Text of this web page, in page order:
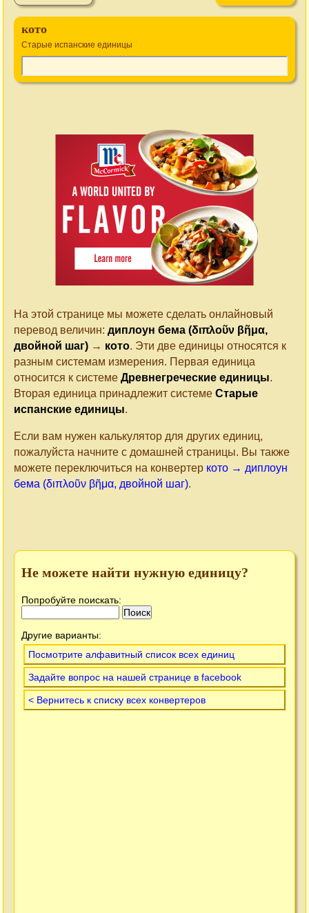
кото
Старые испанские единицы
На этой странице мы можете сделать онлайновый
перевод величин: диплоун бема (διπλοῦν βῆμα,
двойной шаг) → кото. Эти две единицы относятся к
разным системам измерения. Первая единица
относится к системе Древнегреческие единицы.
Вторая единица принадлежит системе Старые
испанские единицы.
Если вам нужен калькулятор для других единиц,
пожалуйста начните с домашней страницы. Вы также
можете переключиться на конвертер кото → диплоун
бема (διπλοῦν βῆμα, двойной шаг).
Не можете найти нужную единицу?
Попробуйте поискать:
Другие варианты:
Посмотрите алфавитный список всех единиц
Задайте вопрос на нашей странице в facebook
< Вернитесь к списку всех конвертеров